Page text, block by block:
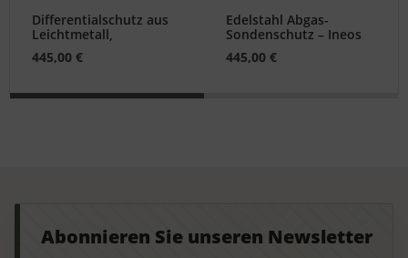
Differentialschutz aus
Leichtmetall,
Vorderachse – Ineos
Grenadier
445,00 €
Edelstahl Abgas-
Sondenschutz – Ineos
Grenadier
445,00 €
Abonnieren Sie unseren Newsletter